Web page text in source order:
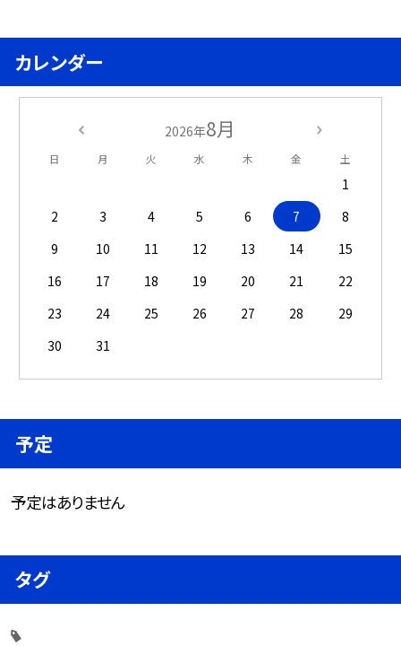
カレンダー
2026年8月
日 月 火 水 木 金 土
1
2
3 4 5 6 7
8
9
10 11 12 13 14
15
16
17 18 19 20 21
22
23
24 25 26 27 28
29
30
31
予定
予定はありません
タグ